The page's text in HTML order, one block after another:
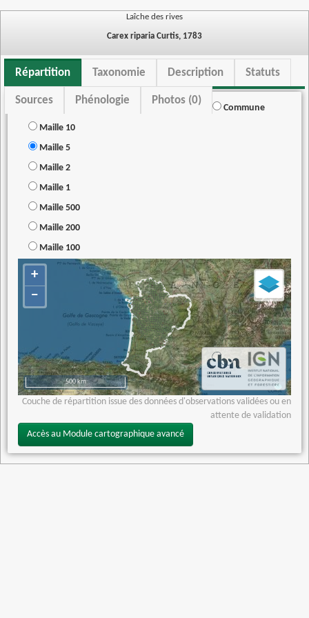
Laîche des rives
Carex riparia Curtis, 1783
Répartition Taxonomie Description Statuts
Sources Phénologie Photos (0)
Commune
Maille 10
Maille 5
Maille 2
Maille 1
Maille 500
Maille 200
Maille 100
+
−
500 km
Couche de répartition issue des données d'observations validées ou en
attente de validation
Accès au Module cartographique avancé